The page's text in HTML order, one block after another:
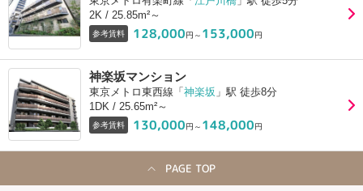
2K / 25.85m²～
参考賃料 128,000円～ 153,000円
神楽坂マンション
東京メトロ東西線「 神楽坂 」駅 徒歩8分
1DK / 25.65m²～
参考賃料 130,000円～ 148,000円
PAGE TOP